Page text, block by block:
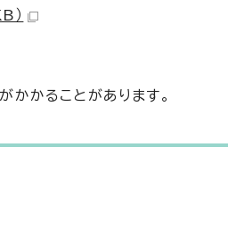
）
かかることがあります。